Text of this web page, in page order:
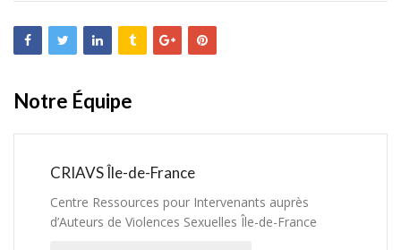
Notre Équipe
CRIAVS Île-de-France
Centre Ressources pour Intervenants auprès
d’Auteurs de Violences Sexuelles Île-de-France